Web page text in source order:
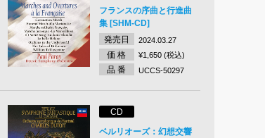
フランスの序曲と行進曲
集 [SHM-CD]
発売日
2024.03.27
価 格 ¥1,650 (税込)
品 番 UCCS-50297
CD
ベルリオーズ：幻想交響